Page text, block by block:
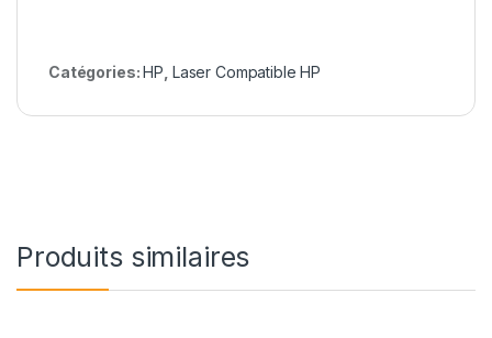
Catégories: HP, Laser Compatible HP
Produits similaires